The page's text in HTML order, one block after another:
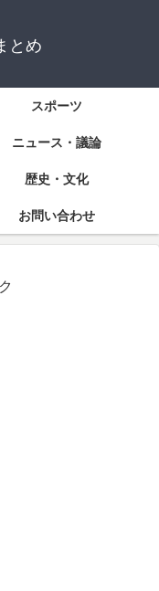
とめ
スポーツ
ニュース・議論
歴史・文化
お問い合わせ